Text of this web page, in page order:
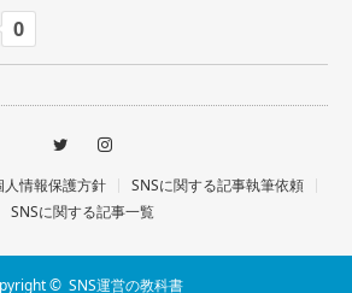
情報保護方針
SNSに関する記事執筆依頼
SNSに関する記事一覧
© SNS運営の教科書